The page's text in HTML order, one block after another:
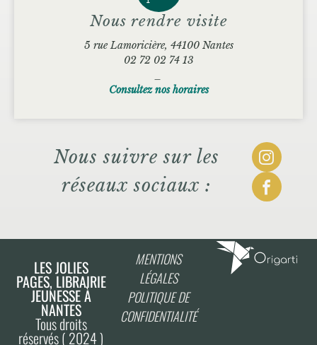
Nous rendre visite
5 rue Lamoricière, 44100 Nantes
02 72 02 74 13
Consultez nos horaires
Nous suivre sur les
réseaux sociaux :
LES JOLIES
PAGES, LIBRAIRIE
JEUNESSE À
NANTES
Tous droits
réservés ( 2024 )
MENTIONS
LÉGALES
POLITIQUE DE
CONFIDENTIALITÉ